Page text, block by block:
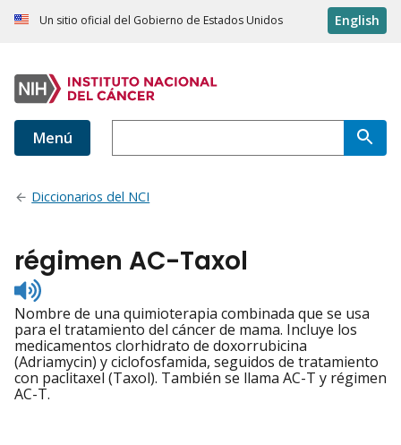
Un sitio oficial del Gobierno de Estados Unidos English
Menú
Diccionarios del NCI
régimen AC-Taxol
Listen
to
pronunciation
Nombre de una quimioterapia combinada que se usa
para el tratamiento del cáncer de mama. Incluye los
medicamentos clorhidrato de doxorrubicina
(Adriamycin) y ciclofosfamida, seguidos de tratamiento
con paclitaxel (Taxol). También se llama AC-T y régimen
AC-T.